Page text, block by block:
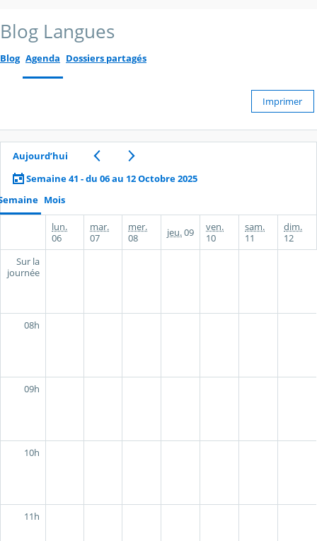
Blog Langues
Blog Agenda Dossiers partagés
Imprimer
Aujourd’hui
Semaine 41 - du 06 au 12 Octobre 2025
Mois
lun.
06
mar.
07
mer.
08
jeu.09
ven.
10
sam.
11
dim.
12
Sur la
journée
08h
09h
10h
11h